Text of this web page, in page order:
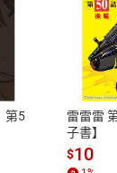
退換貨
本店是否提供消
之權利，遽消費
除權合理例外情
質各有不同規
第5
雷雷雷
子書】
$10